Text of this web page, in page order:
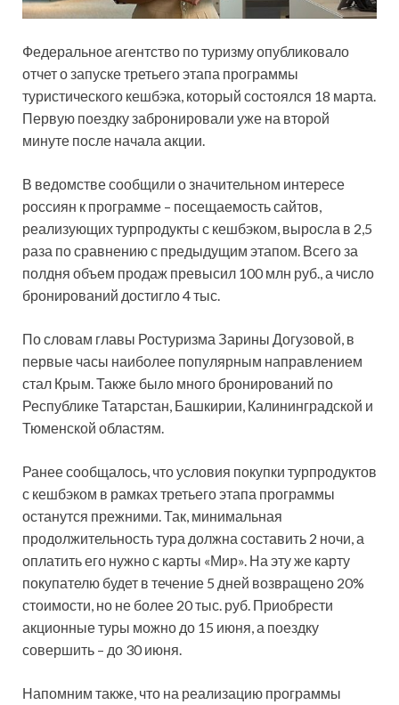
Федеральное агентство по туризму опубликовало
отчет о запуске третьего этапа программы
туристического кешбэка, который состоялся 18 марта.
Первую поездку забронировали уже на второй
минуте после начала акции.
В ведомстве сообщили о значительном интересе
россиян к программе – посещаемость сайтов,
реализующих турпродукты с кешбэком, выросла в 2,5
раза по сравнению с предыдущим этапом. Всего за
полдня объем продаж превысил 100 млн руб., а число
бронирований достигло 4 тыс.
По словам главы Ростуризма Зарины Догузовой, в
первые часы наиболее популярным направлением
стал Крым. Также было много бронирований по
Республике Татарстан, Башкирии, Калининградской и
Тюменской областям.
Ранее сообщалось, что условия покупки турпродуктов
с кешбэком в рамках третьего этапа программы
останутся прежними. Так, минимальная
продолжительность тура должна составить 2 ночи, а
оплатить его нужно с карты «Мир». На эту же карту
покупателю будет в течение 5 дней возвращено 20%
стоимости, но не более 20 тыс. руб. Приобрести
акционные туры можно до 15 июня, а поездку
совершить – до 30 июня.
Напомним также, что на реализацию программы